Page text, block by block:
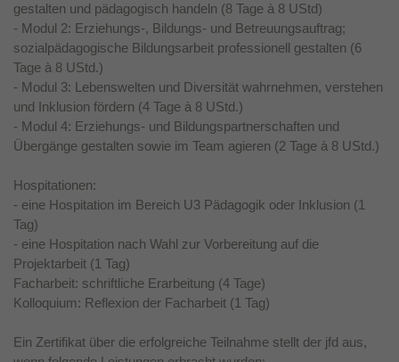
gestalten und pädagogisch handeln (8 Tage à 8 UStd)
- Modul 2: Erziehungs-, Bildungs- und Betreuungsauftrag;
sozialpädagogische Bildungsarbeit professionell gestalten (6
Tage à 8 UStd.)
- Modul 3: Lebenswelten und Diversität wahrnehmen, verstehen
und Inklusion fördern (4 Tage à 8 UStd.)
- Modul 4: Erziehungs- und Bildungspartnerschaften und
Übergänge gestalten sowie im Team agieren (2 Tage à 8 UStd.)
Hospitationen:
- eine Hospitation im Bereich U3 Pädagogik oder Inklusion (1
Tag)
- eine Hospitation nach Wahl zur Vorbereitung auf die
Projektarbeit (1 Tag)
Facharbeit: schriftliche Erarbeitung (4 Tage)
Kolloquium: Reflexion der Facharbeit (1 Tag)
Ein Zertifikat über die erfolgreiche Teilnahme stellt der jfd aus,